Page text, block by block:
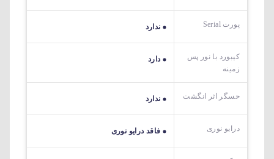
پورت Serial ندارد
کیبورد با نور پس
زمینه
دارد
حسگر اثر انگشت ندارد
درایو نوری فاقد درایو نوری